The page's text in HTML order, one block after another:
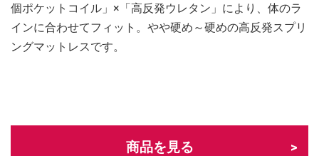
個ポケットコイル」×「高反発ウレタン」により、体のラ
インに合わせてフィット。やや硬め～硬めの高反発スプリ
ングマットレスです。
商品を見る